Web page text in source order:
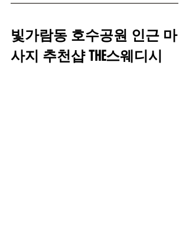
빛가람동 호수공원 인근 마
사지 추천샵 THE스웨디시